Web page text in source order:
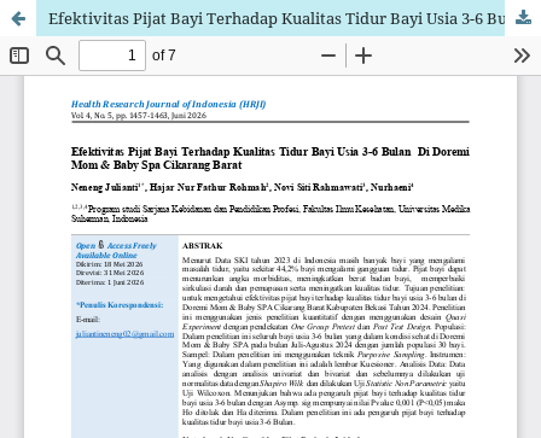
Efektivitas Pijat Bayi Terhadap Kualitas Tidur Bayi Usia 3-6 Bulan Di Doremi Mom & Baby Spa Cikarang Barat